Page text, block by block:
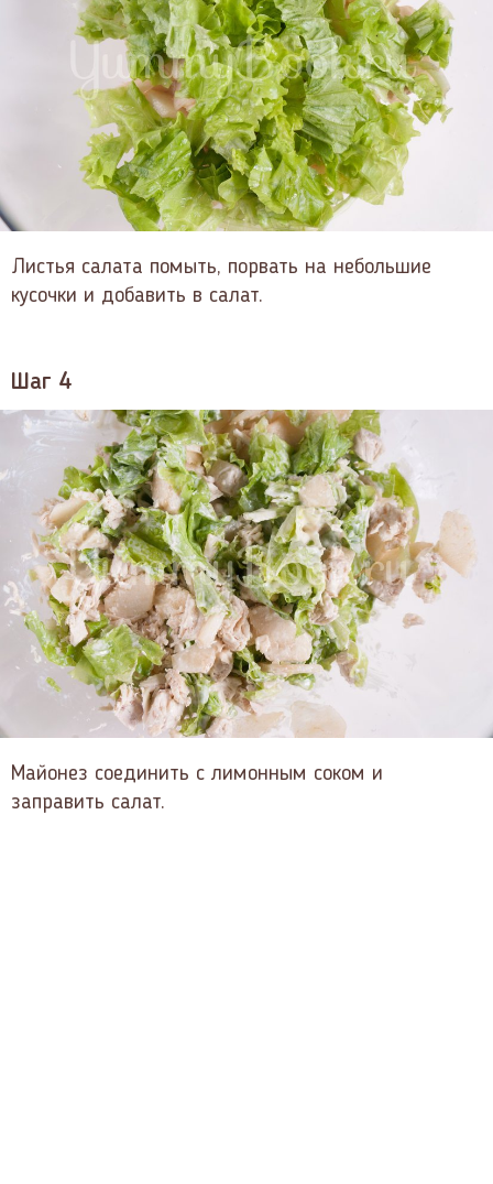
Листья салата помыть, порвать на небольшие
кусочки и добавить в салат.
Шаг 4
Майонез соединить с лимонным соком и
заправить салат.